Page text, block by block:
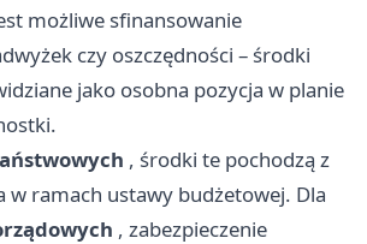
możliwe sfinansowanie
czy oszczędności – środki
jako osobna pozycja w planie
, środki te pochodzą z
w ramach ustawy budżetowej. Dla
, zabezpieczenie